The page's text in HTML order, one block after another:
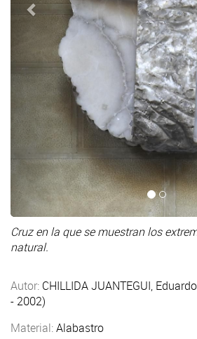
Cruz en la que se muestran los
natural.
Autor: CHILLIDA JUANTEGUI,
- 2002)
Material:Alabastro